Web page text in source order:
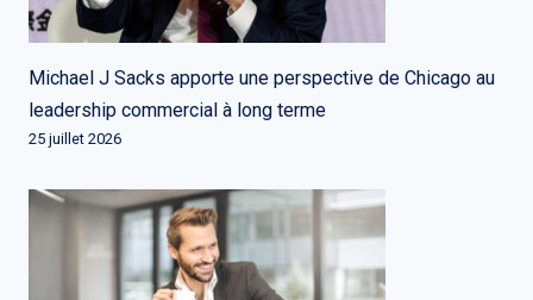
Michael J Sacks apporte une perspective de Chicago au
leadership commercial à long terme
25 juillet 2026